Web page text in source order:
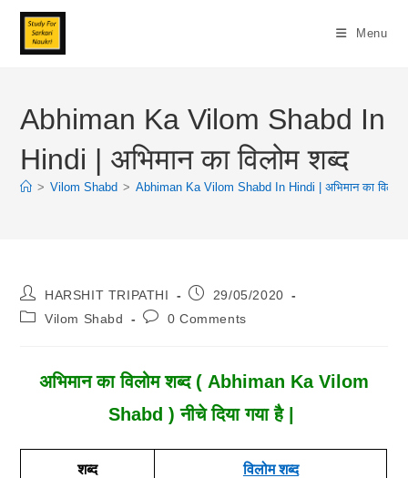
Skip
Content
Menu
Abhiman Ka Vilom Shabd In
Hindi | अभिमान का विलोम शब्द
> Vilom Shabd > Abhiman Ka Vilom Shabd In Hindi | अभिमान का विलोम
Post
Author:
HARSHIT TRIPATHI
Post29/05/2020
PostVilom Shabd
Post0 Comments
अभिमान का विलोम शब्द ( Abhiman Ka Vilom
Shabd ) नीचे दिया गया है |
शब्द विलोम शब्द